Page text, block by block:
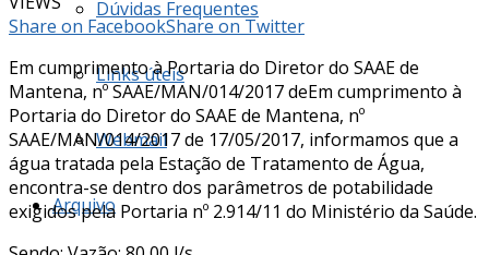
Dúvidas Frequentes
Links úteis
Webmail
Arquivo
Share on FacebookShare on Twitter
Em cumprimento à Portaria do Diretor do SAAE de
Mantena, nº SAAE/MAN/014/2017 deEm cumprimento à
Portaria do Diretor do SAAE de Mantena, nº
SAAE/MAN/014/2017 de 17/05/2017, informamos que a
água tratada pela Estação de Tratamento de Água,
encontra-se dentro dos parâmetros de potabilidade
exigidos pela Portaria nº 2.914/11 do Ministério da Saúde.